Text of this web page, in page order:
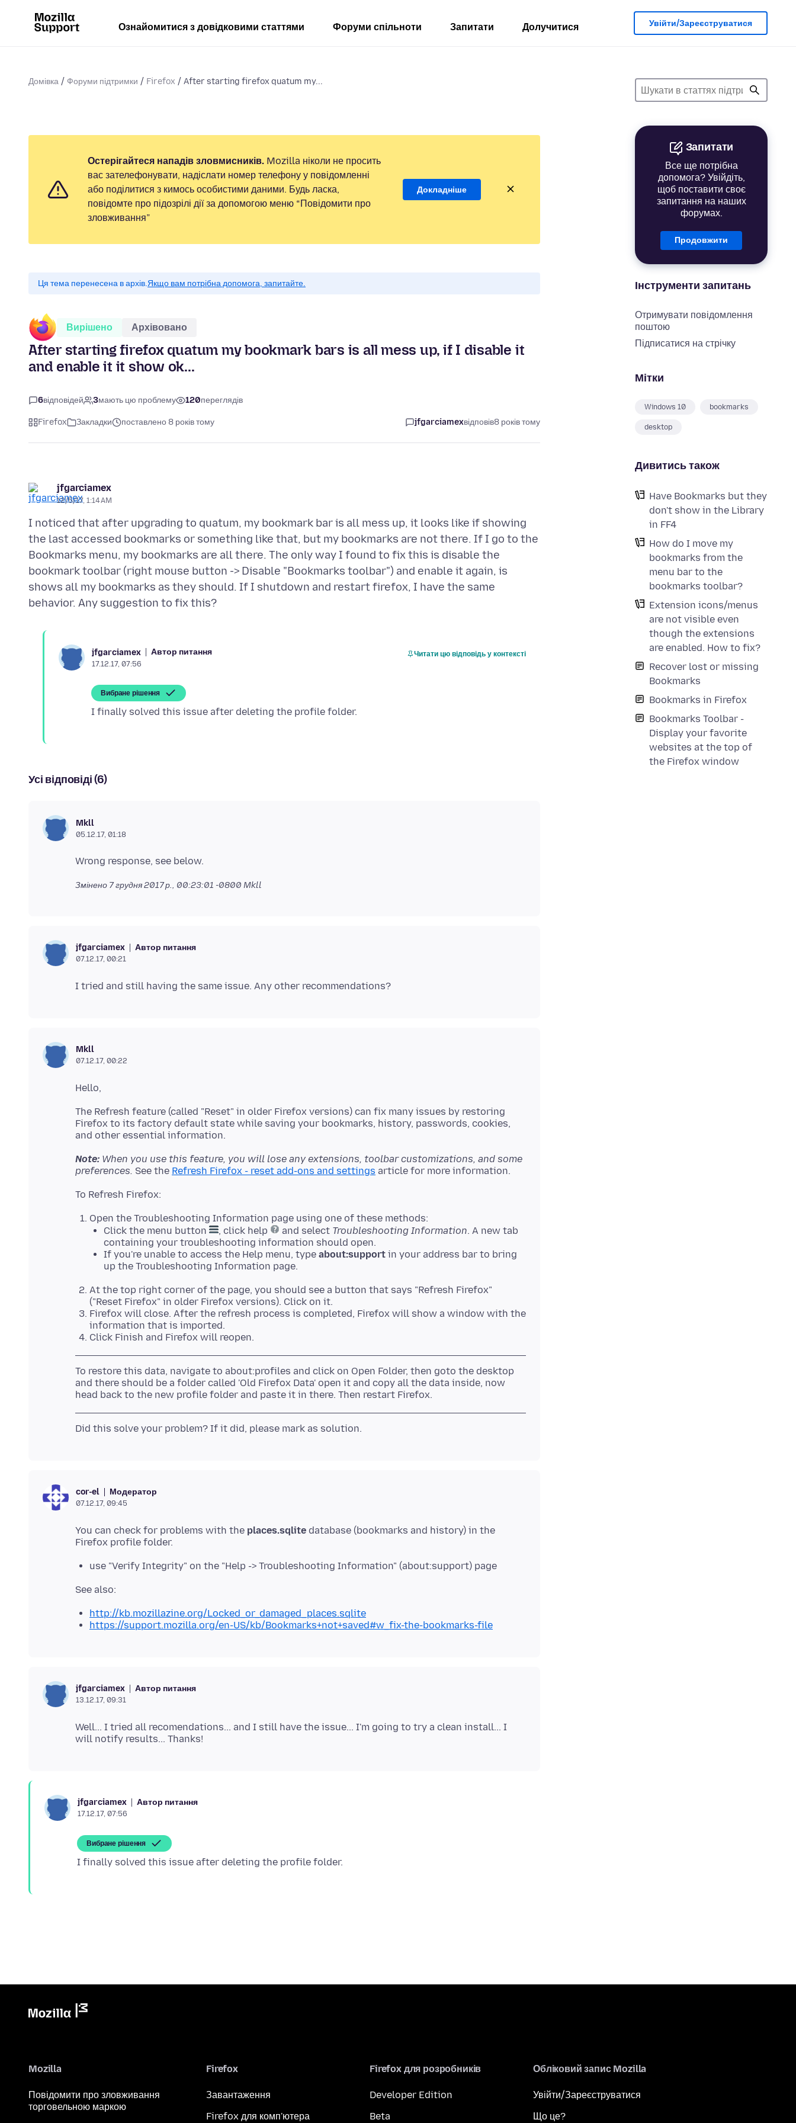
Ознайомитися з довідковими статтями Форуми спільноти Запитати Долучитися Увійти/Зареєструватися
Домівка Форуми підтримки Firefox After starting firefox quatum my...
Запитати
Все ще потрібна
допомога? Увійдіть,
щоб поставити своє
запитання на наших
форумах.
Продовжити
Інструменти запитань
Отримувати повідомлення
поштою
Підписатися на стрічку
Мітки
Windows 10 bookmarks
desktop
Дивитись також
Have Bookmarks but they
don't show in the Library
in FF4
How do I move my
bookmarks from the
menu bar to the
bookmarks toolbar?
Extension icons/menus
are not visible even
though the extensions
are enabled. How to fix?
Recover lost or missing
Bookmarks
Bookmarks in Firefox
Bookmarks Toolbar -
Display your favorite
websites at the top of
the Firefox window
Остерігайтеся нападів зловмисників. Mozilla ніколи не просить
вас зателефонувати, надіслати номер телефону у повідомленні
або поділитися з кимось особистими даними. Будь ласка,
повідомте про підозрілі дії за допомогою меню “Повідомити про
зловживання”
Докладніше
Ця тема перенесена в архів.Якщо вам потрібна допомога, запитайте.
Вирішено Архівовано
After starting firefox quatum my bookmark bars is all mess up, if I disable it
and enable it it show ok...
6відповідей 3мають цю проблему 120переглядів
Firefox Закладки поставлено 8 років тому jfgarciamexвідповів8 років тому
jfgarciamex
12/5/17, 1:14 AM
I noticed that after upgrading to quatum, my bookmark bar is all mess up, it looks like if showing
the last accessed bookmarks or something like that, but my bookmarks are not there. If I go to the
Bookmarks menu, my bookmarks are all there. The only way I found to fix this is disable the
bookmark toolbar (right mouse button -> Disable "Bookmarks toolbar") and enable it again, is
shows all my bookmarks as they should. If I shutdown and restart firefox, I have the same
jfgarciamex Автор питання
17.12.17, 07:56
Читати цю відповідь у контексті
Вибране рішення
Усі відповіді (6)
Mkll
05.12.17, 01:18
Змінено 7 грудня 2017 р., 00:23:01 -0800 Mkll
jfgarciamex Автор питання
07.12.17, 00:21
Mkll
07.12.17, 00:22
The Refresh feature (called "Reset" in older Firefox versions) can fix many issues by restoring
Firefox to its factory default state while saving your bookmarks, history, passwords, cookies,
Note: When you use this feature, you will lose any extensions, toolbar customizations, and some
preferences. See the Refresh Firefox - reset add-ons and settings
Open the Troubleshooting Information page using one of these methods:
Click the menu button
, click help and select Troubleshooting Information. A new tab
containing your troubleshooting information should open.
If you're unable to access the Help menu, type about:support in your address bar to bring
up the Troubleshooting Information page.
At the top right corner of the page, you should see a button that says "Refresh Firefox"
("Reset Firefox" in older Firefox versions). Click on it.
Firefox will close. After the refresh process is completed, Firefox will show a window with the
information that is imported.
Click Finish and Firefox will reopen.
To restore this data, navigate to about:profiles and click on Open Folder, then goto the desktop
and there should be a folder called 'Old Firefox Data' open it and copy all the data inside, now
cor-el Модератор
07.12.17, 09:45
You can check for problems with the places.sqlite database (bookmarks and history) in the
use "Verify Integrity" on the "Help -> Troubleshooting Information" (about:support) page
http://kb.mozillazine.org/Locked_or_damaged_places.sqlite
https://support.mozilla.org/en-US/kb/Bookmarks+not+saved#w_fix-the-bookmarks-file
jfgarciamex Автор питання
13.12.17, 09:31
Well... I tried all recomendations... and I still have the issue... I'm going to try a clean install... I
jfgarciamex Автор питання
17.12.17, 07:56
Вибране рішення
Mozilla
Повідомити про зловживання
торговельною маркою
Firefox
Завантаження
Firefox для комп'ютера
Firefox для розробників
Developer Edition
Beta
Обліковий запис Mozilla
Увійти/Зареєструватися
Що це?